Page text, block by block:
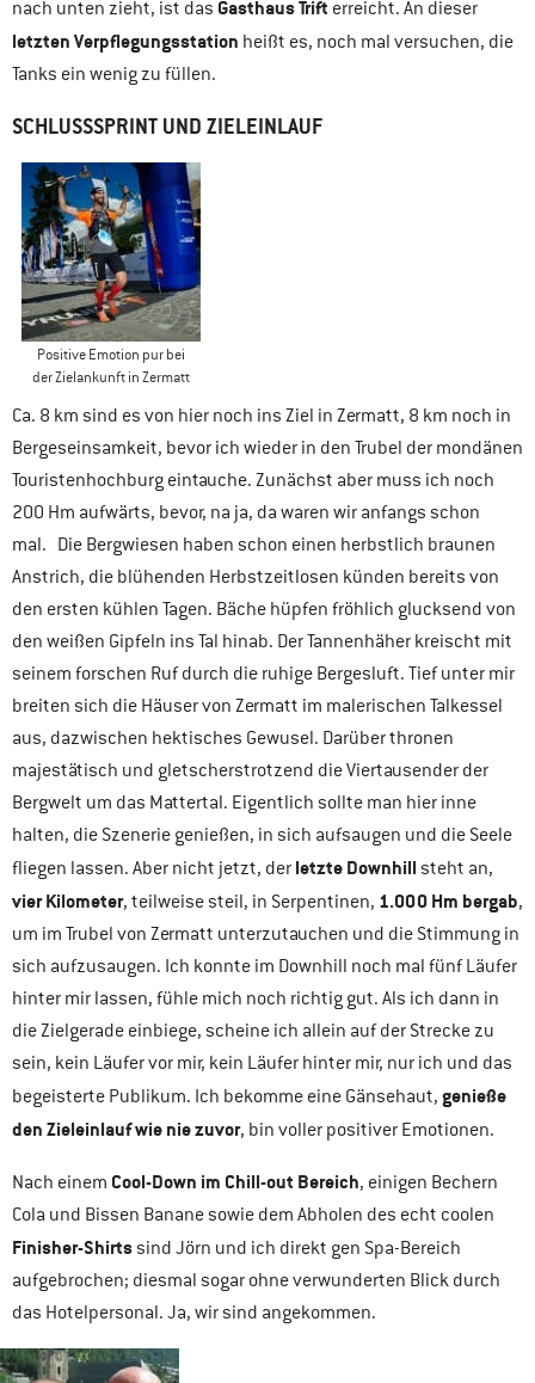
nach unten zieht, ist das Gasthaus Trift erreicht. An dieser
letzten Verpflegungsstation heißt es, noch mal versuchen, die
Tanks ein wenig zu füllen.
SCHLUSSSPRINT UND ZIELEINLAUF
Positive Emotion pur bei
der Zielankunft in Zermatt
Ca. 8 km sind es von hier noch ins Ziel in Zermatt, 8 km noch in
Bergeseinsamkeit, bevor ich wieder in den Trubel der mondänen
Touristenhochburg eintauche. Zunächst aber muss ich noch
200 Hm aufwärts, bevor, na ja, da waren wir anfangs schon
mal. Die Bergwiesen haben schon einen herbstlich braunen
Anstrich, die blühenden Herbstzeitlosen künden bereits von
den ersten kühlen Tagen. Bäche hüpfen fröhlich glucksend von
den weißen Gipfeln ins Tal hinab. Der Tannenhäher kreischt mit
seinem forschen Ruf durch die ruhige Bergesluft. Tief unter mir
breiten sich die Häuser von Zermatt im malerischen Talkessel
aus, dazwischen hektisches Gewusel. Darüber thronen
majestätisch und gletscherstrotzend die Viertausender der
Bergwelt um das Mattertal. Eigentlich sollte man hier inne
halten, die Szenerie genießen, in sich aufsaugen und die Seele
fliegen lassen. Aber nicht jetzt, der letzte Downhill steht an,
vier Kilometer, teilweise steil, in Serpentinen, 1.000 Hm bergab,
um im Trubel von Zermatt unterzutauchen und die Stimmung in
sich aufzusaugen. Ich konnte im Downhill noch mal fünf Läufer
hinter mir lassen, fühle mich noch richtig gut. Als ich dann in
die Zielgerade einbiege, scheine ich allein auf der Strecke zu
sein, kein Läufer vor mir, kein Läufer hinter mir, nur ich und das
begeisterte Publikum. Ich bekomme eine Gänsehaut, genieße
den Zieleinlauf wie nie zuvor, bin voller positiver Emotionen.
Nach einem Cool-Down im Chill-out Bereich, einigen Bechern
Cola und Bissen Banane sowie dem Abholen des echt coolen
Finisher-Shirtssind Jörn und ich direkt gen Spa-Bereich
aufgebrochen; diesmal sogar ohne verwunderten Blick durch
das Hotelpersonal. Ja, wir sind angekommen.